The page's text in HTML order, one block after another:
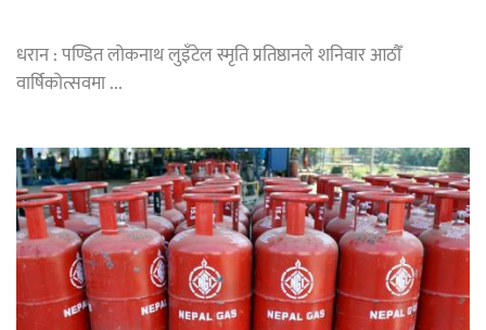
धरान : पण्डित लोकनाथ लुइँटेल स्मृति प्रतिष्ठानले शनिवार आठौँ
वार्षिकोत्सवमा ...